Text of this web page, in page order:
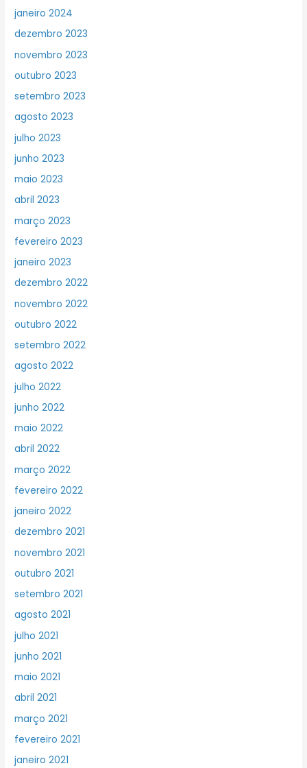
janeiro 2024
dezembro 2023
novembro 2023
outubro 2023
setembro 2023
agosto 2023
julho 2023
junho 2023
maio 2023
abril 2023
março 2023
fevereiro 2023
janeiro 2023
dezembro 2022
novembro 2022
outubro 2022
setembro 2022
agosto 2022
julho 2022
junho 2022
maio 2022
abril 2022
março 2022
fevereiro 2022
janeiro 2022
dezembro 2021
novembro 2021
outubro 2021
setembro 2021
agosto 2021
julho 2021
junho 2021
maio 2021
abril 2021
março 2021
fevereiro 2021
janeiro 2021